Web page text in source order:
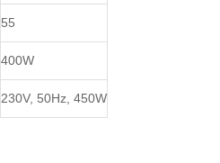
55
400W
230V, 50Hz, 450W